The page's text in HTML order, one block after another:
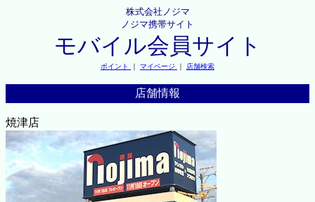
株式会社ノジマ
ノジマ携帯サイト
モバイル会員サイト
ポイント ｜ マイページ ｜ 店舗検索
店舗情報
焼津店